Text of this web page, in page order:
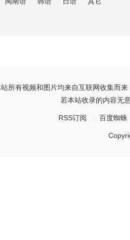
所有视频和图片均来自互联网收集而
若本站收录的内容无
RSS订阅 百度蜘蛛